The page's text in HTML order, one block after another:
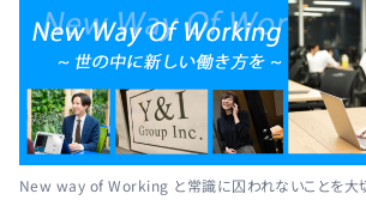
New way of Working と常識に囚われないことを大切